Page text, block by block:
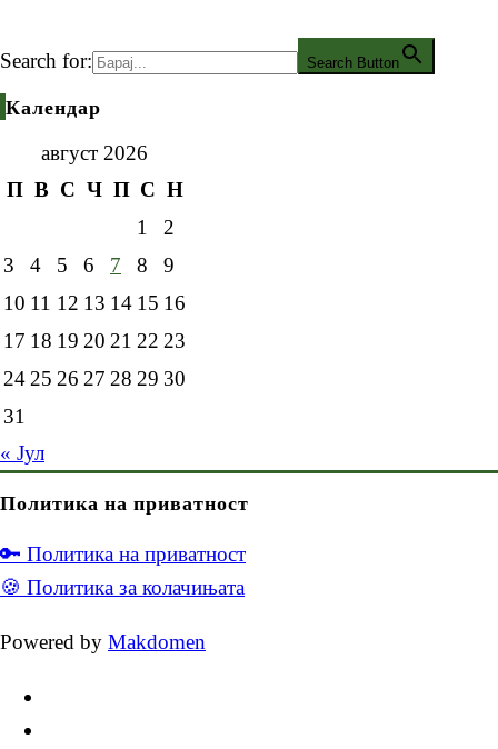
Search for: Search Button
Календар
август 2026
П В С Ч П С Н
1
2
3
4 5 6 7 8
9
10 11 12 13 14 15 16
17 18 19 20 21 22 23
24 25 26 27 28 29 30
31
« Јул
Политика на приватност
🔑 Политика на приватност
🍪 Политика за колачињата
Powered by Makdomen